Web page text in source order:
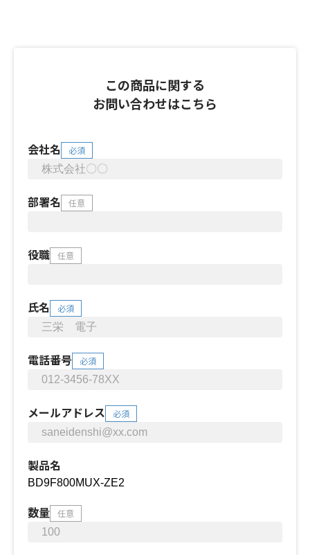
この商品に関する
お問い合わせはこちら
会社名 必須
部署名 任意
役職 任意
氏名 必須
電話番号 必須
メールアドレス 必須
製品名
数量 任意